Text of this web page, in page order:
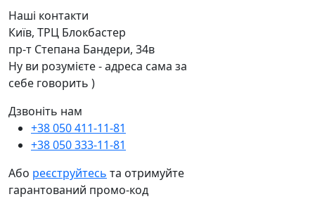
Наші контакти
Київ, ТРЦ Блокбастер
пр-т Степана Бандери, 34в
Ну ви розумієте - адреса сама за
себе говорить )
Дзвоніть нам
+38 050 411-11-81
+38 050 333-11-81
Або реєструйтесь та отримуйте
гарантований промо-код